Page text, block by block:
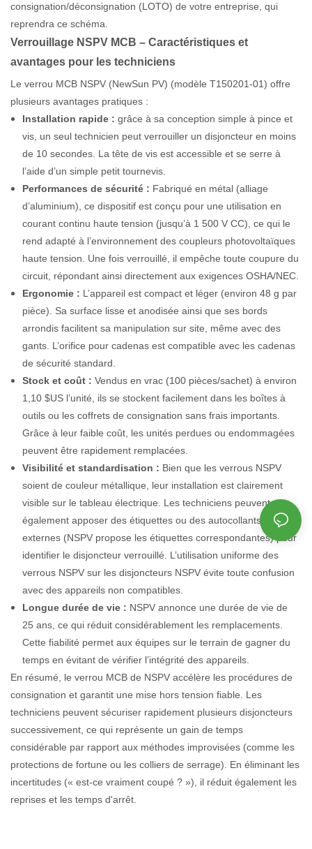
consignation/déconsignation (LOTO) de votre entreprise, qui
reprendra ce schéma.
Verrouillage NSPV MCB – Caractéristiques et
avantages pour les techniciens
Le verrou MCB NSPV (NewSun PV) (modèle T150201-01) offre
plusieurs avantages pratiques :
Installation rapide : grâce à sa conception simple à pince et
vis, un seul technicien peut verrouiller un disjoncteur en moins
de 10 secondes. La tête de vis est accessible et se serre à
l’aide d’un simple petit tournevis.
Performances de sécurité : Fabriqué en métal (alliage
d’aluminium), ce dispositif est conçu pour une utilisation en
courant continu haute tension (jusqu’à 1 500 V CC), ce qui le
rend adapté à l’environnement des coupleurs photovoltaïques
haute tension. Une fois verrouillé, il empêche toute coupure du
circuit, répondant ainsi directement aux exigences OSHA/NEC.
Ergonomie : L’appareil est compact et léger (environ 48 g par
pièce). Sa surface lisse et anodisée ainsi que ses bords
arrondis facilitent sa manipulation sur site, même avec des
gants. L’orifice pour cadenas est compatible avec les cadenas
de sécurité standard.
Stock et coût : Vendus en vrac (100 pièces/sachet) à environ
1,10 $US l’unité, ils se stockent facilement dans les boîtes à
outils ou les coffrets de consignation sans frais importants.
Grâce à leur faible coût, les unités perdues ou endommagées
peuvent être rapidement remplacées.
Visibilité et standardisation : Bien que les verrous NSPV
soient de couleur métallique, leur installation est clairement
visible sur le tableau électrique. Les techniciens peuvent
également apposer des étiquettes ou des autocollants
externes (NSPV propose les étiquettes correspondantes) pour
identifier le disjoncteur verrouillé. L’utilisation uniforme des
verrous NSPV sur les disjoncteurs NSPV évite toute confusion
avec des appareils non compatibles.
Longue durée de vie : NSPV annonce une durée de vie de
25 ans, ce qui réduit considérablement les remplacements.
Cette fiabilité permet aux équipes sur le terrain de gagner du
temps en évitant de vérifier l’intégrité des appareils.
En résumé, le verrou MCB de NSPV accélère les procédures de
consignation et garantit une mise hors tension fiable. Les
techniciens peuvent sécuriser rapidement plusieurs disjoncteurs
successivement, ce qui représente un gain de temps
considérable par rapport aux méthodes improvisées (comme les
protections de fortune ou les colliers de serrage). En éliminant les
incertitudes (« est-ce vraiment coupé ? »), il réduit également les
reprises et les temps d'arrêt.